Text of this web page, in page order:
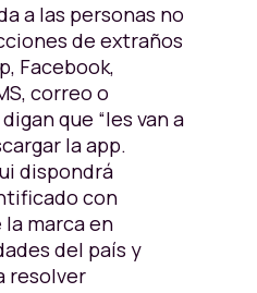
a las personas no
de extraños
Facebook,
correo o
que “les van a
la app.
dispondrá
con
marca en
del país y
resolver